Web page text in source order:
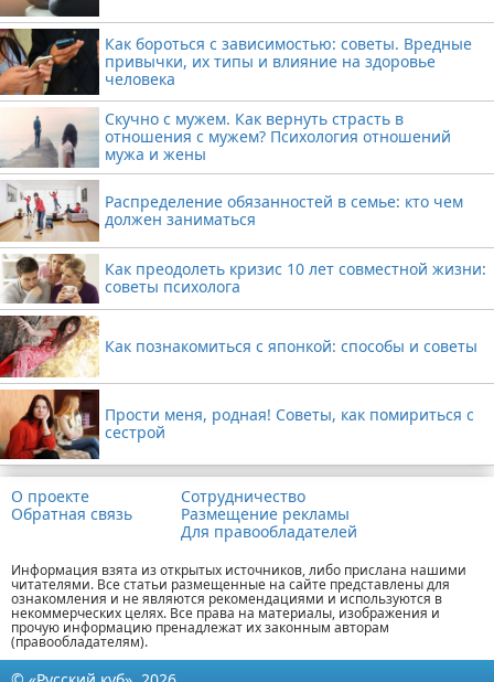
Как бороться с зависимостью: советы. Вредные
привычки, их типы и влияние на здоровье
человека
Скучно с мужем. Как вернуть страсть в
отношения с мужем? Психология отношений
мужа и жены
Распределение обязанностей в семье: кто чем
должен заниматься
Как преодолеть кризис 10 лет совместной жизни:
советы психолога
Как познакомиться с японкой: способы и советы
Прости меня, родная! Советы, как помириться с
сестрой
О проекте
Обратная связь
Сотрудничество
Размещение рекламы
Для правообладателей
Информация взята из открытых источников, либо прислана нашими
читателями. Все статьи размещенные на сайте представлены для
ознакомления и не являются рекомендациями и используются в
некоммерческих целях. Все права на материалы, изображения и
прочую информацию пренадлежат их законным авторам
(правообладателям).